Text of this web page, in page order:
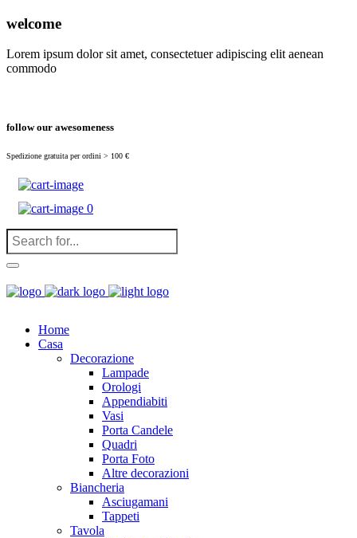
welcome
Lorem ipsum dolor sit amet, consectetuer adipiscing elit aenean
commodo
follow our awesomeness
Spedizione gratuita per ordini > 100 €
0
Home
Casa
Decorazione
Lampade
Orologi
Appendiabiti
Vasi
Porta Candele
Quadri
Porta Foto
Altre decorazioni
Biancheria
Asciugamani
Tappeti
Tavola